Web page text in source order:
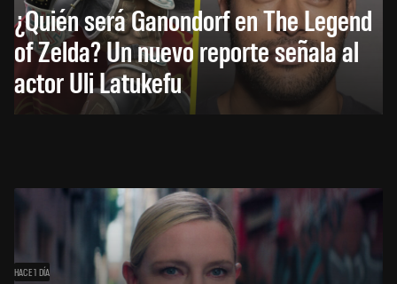
¿Quién será Ganondorf en The Legend
of Zelda? Un nuevo reporte señala al
actor Uli Latukefu
HACE 1 DÍA